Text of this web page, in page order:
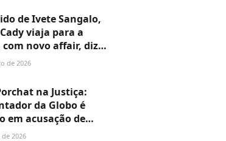
de Ivete Sangalo,
viaja para a
com novo affair, diz
saiba detalhes
de 2026
na Justiça:
da Globo é
em acusação de
Saiba
2026